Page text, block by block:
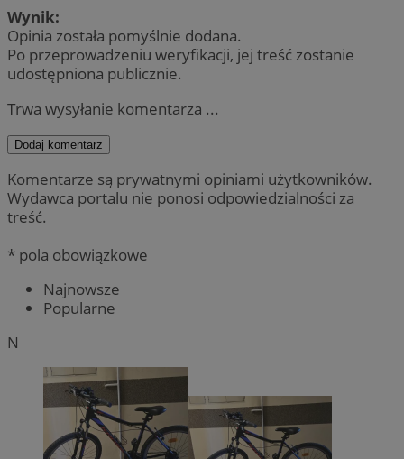
Wynik:
Opinia została pomyślnie dodana.
Po przeprowadzeniu weryfikacji, jej treść zostanie
udostępniona publicznie.
Trwa wysyłanie komentarza ...
Dodaj komentarz
Komentarze są prywatnymi opiniami użytkowników.
Wydawca portalu nie ponosi odpowiedzialności za
treść.
* pola obowiązkowe
Najnowsze
Popularne
N